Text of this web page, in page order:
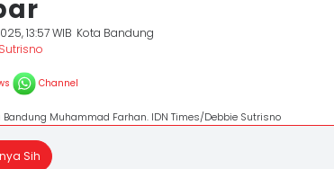
13:57 WIB Kota Bandung
Channel
Bandung Muhammad Farhan. IDN Times/Debbie Sutrisno
Sih